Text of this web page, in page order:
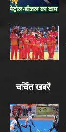
चर्चित खबरें